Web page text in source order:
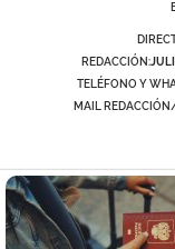
REDACCIÓN:
TELÉFONO Y
MAIL